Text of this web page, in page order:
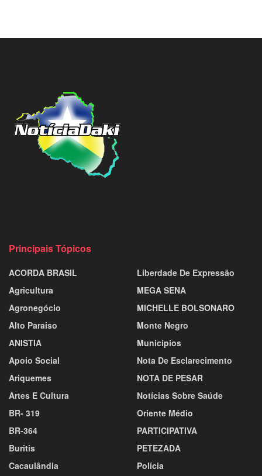
Principais Tópicos
ACORDA BRASIL
Agricultura
Agronegócio
Alto Paraiso
ANISTIA
Apoio Social
Ariquemes
Artes E Cultura
BR- 319
BR-364
Buritis
Cacaulândia
Liberdade De Expressão
MEGA SENA
MICHELLE BOLSONARO
Monte Negro
Municípios
Nota De Esclarecimento
NOTA DE PESAR
Notícias Sobre Saúde
Oriente Médio
PARTICIPATIVA
PETEZADA
Polícia